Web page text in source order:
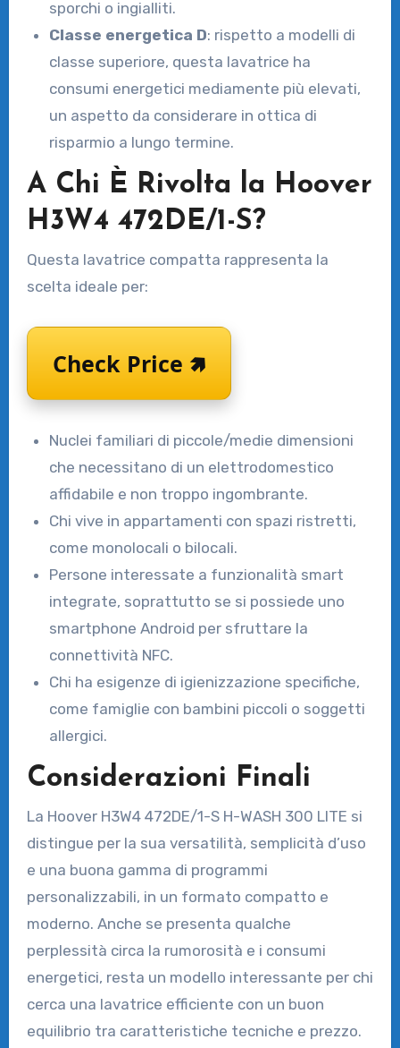
sporchi o ingialliti.
Classe energetica D: rispetto a modelli di
classe superiore, questa lavatrice ha
consumi energetici mediamente più elevati,
un aspetto da considerare in ottica di
risparmio a lungo termine.
A Chi È Rivolta la Hoover
H3W4 472DE/1-S?
Questa lavatrice compatta rappresenta la
scelta ideale per:
Check Price 🢅
Nuclei familiari di piccole/medie dimensioni
che necessitano di un elettrodomestico
affidabile e non troppo ingombrante.
Chi vive in appartamenti con spazi ristretti,
come monolocali o bilocali.
Persone interessate a funzionalità smart
integrate, soprattutto se si possiede uno
smartphone Android per sfruttare la
connettività NFC.
Chi ha esigenze di igienizzazione specifiche,
come famiglie con bambini piccoli o soggetti
allergici.
Considerazioni Finali
La Hoover H3W4 472DE/1-S H-WASH 300 LITE si
distingue per la sua versatilità, semplicità d’uso
e una buona gamma di programmi
personalizzabili, in un formato compatto e
moderno. Anche se presenta qualche
perplessità circa la rumorosità e i consumi
energetici, resta un modello interessante per chi
cerca una lavatrice efficiente con un buon
equilibrio tra caratteristiche tecniche e prezzo.